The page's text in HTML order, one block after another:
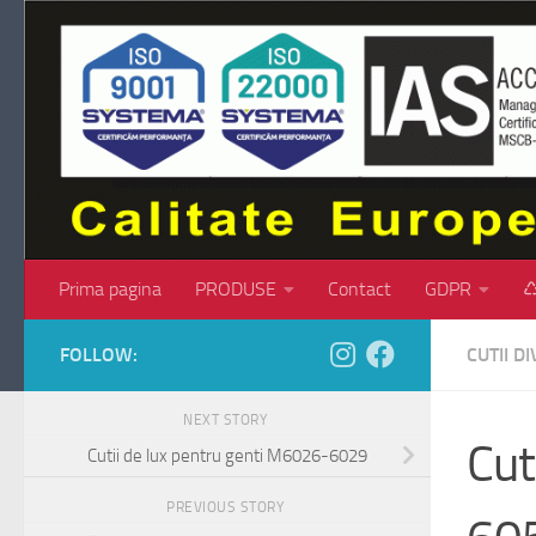
Skip to content
Prima pagina PRODUSE Contact GDPR
CUTII
FOLLOW:
NEXT STORY
Cutii de lux pentru genti M6026-6029
PREVIOUS STORY